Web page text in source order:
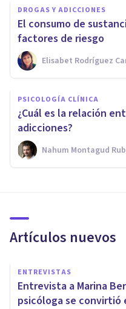
DROGAS Y ADICCIONES
El consumo de
factores de riesgo
Elisabet Rodríguez
PSICOLOGÍA CLÍNICA
¿Cuál es la relación
adicciones?
Nahum Montagud
Artículos nuevos
ENTREVISTAS
Entrevista a Marina
psicóloga se convirtió